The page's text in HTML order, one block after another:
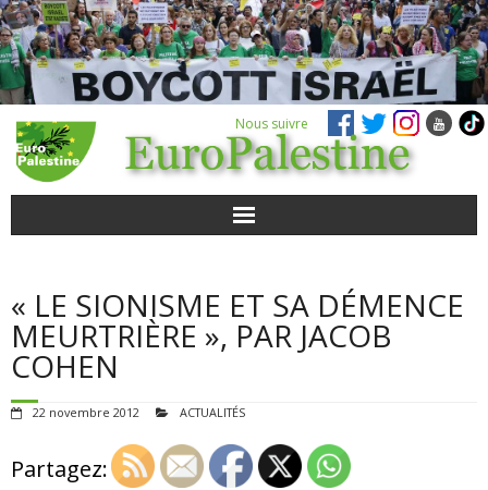
Nous suivre
POUR AGIR
AGENDA
QUI SOMMES-NOUS ?
« LE SIONISME ET SA DÉMENCE
MEURTRIÈRE », PAR JACOB
COHEN
22 novembre 2012 ACTUALITÉS
Partagez: